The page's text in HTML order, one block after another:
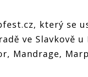
který se
ve Slavkově
Mandrage,